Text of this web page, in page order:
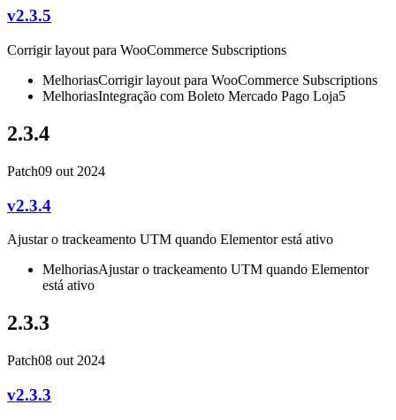
v2.3.5
Corrigir layout para WooCommerce Subscriptions
MelhoriasCorrigir layout para WooCommerce Subscriptions
MelhoriasIntegração com Boleto Mercado Pago Loja5
2.3.4
Patch09 out 2024
v2.3.4
Ajustar o trackeamento UTM quando Elementor está ativo
MelhoriasAjustar o trackeamento UTM quando Elementor
está ativo
2.3.3
Patch08 out 2024
v2.3.3